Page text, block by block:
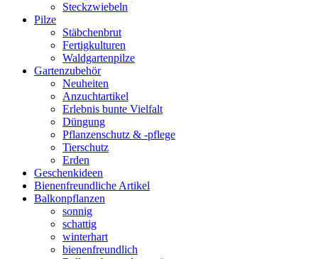
Steckzwiebeln
Pilze
Stäbchenbrut
Fertigkulturen
Waldgartenpilze
Gartenzubehör
Neuheiten
Anzuchtartikel
Erlebnis bunte Vielfalt
Düngung
Pflanzenschutz & -pflege
Tierschutz
Erden
Geschenkideen
Bienenfreundliche Artikel
Balkonpflanzen
sonnig
schattig
winterhart
bienenfreundlich